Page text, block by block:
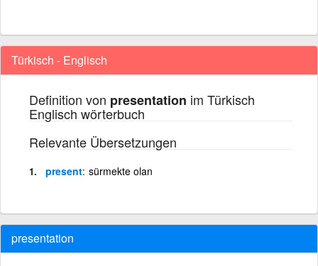
Türkisch - Englisch
Definition von presentation im Türkisch
Englisch wörterbuch
Relevante Übersetzungen
present sürmekte olan
presentation